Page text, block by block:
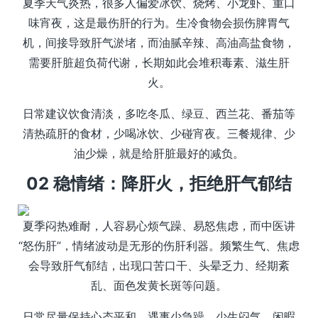
味宵夜，这是最伤肝的行为。生冷食物会损伤脾胃气
机，间接导致肝气淤堵，而油腻辛辣、高油高盐食物，
需要肝脏超负荷代谢，长期如此会堆积毒素、滋生肝
火。
日常建议饮食清淡，多吃冬瓜、绿豆、西兰花、番茄等
清热疏肝的食材，少喝冰饮、少碰宵夜。三餐规律、少
油少燥，就是给肝脏最好的减负。
02 稳情绪：降肝火，拒绝肝气郁结
夏季闷热难耐，人容易心烦气躁、易怒焦虑，而中医讲
“怒伤肝”，情绪波动是无形的伤肝利器。频繁生气、焦虑
会导致肝气郁结，出现口苦口干、头晕乏力、经期紊
乱、面色发黄长斑等问题。